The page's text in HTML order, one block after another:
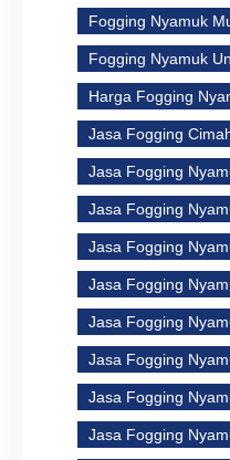
Fogging Nyamuk
Fogging Nyamuk
Harga Fogging
Jasa Fogging
Jasa Fogging
Jasa Fogging
Jasa Fogging
Jasa Fogging
Jasa Fogging
Jasa Fogging
Jasa Fogging
Jasa Fogging